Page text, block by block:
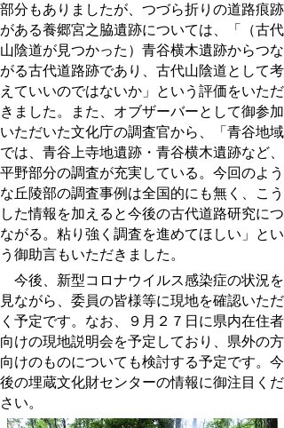
部分もありましたが、つづら折りの道路痕跡
がある養郷宮之脇遺跡については、「（古代
山陰道が見つかった）青谷横木遺跡からつな
がる古代道路跡であり、古代山陰道として考
えていいのではないか」という評価をいただ
きました。また、オブザーバーとして御参加
いただいた文化庁の調査官から、「青谷地域
では、青谷上寺地遺跡・青谷横木遺跡など、
平野部分の調査が充実している。今回のよう
な丘陵部の調査事例は全国的にも無く、こう
した情報を加えると今後の古代道路研究につ
ながる。粘り強く調査を進めてほしい」とい
う御助言もいただきました。
今後、新型コロナウイルス感染症の状況を
見ながら、委員の皆様等に現地を確認いただ
く予定です。なお、９月２７日に県内在住者
向けの現地説明会を予定しており、県外の方
向けのものについても検討する予定です。今
後の埋蔵文化財センターの情報に御注目くだ
さい。